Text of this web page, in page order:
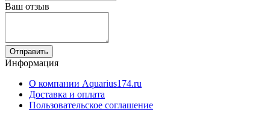
Ваш отзыв
Отправить
Информация
О компании Aquarius174.ru
Доставка и оплата
Пользовательское соглашение